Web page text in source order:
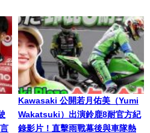
Kawasaki 公開若月佑美（Yumi
Wakatsuki）出演鈴鹿8耐官方紀
錄影片！直擊雨戰幕後與車隊熱